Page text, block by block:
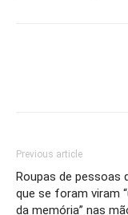
Previous article
Roupas de pessoas
que se foram viram
da memória” nas